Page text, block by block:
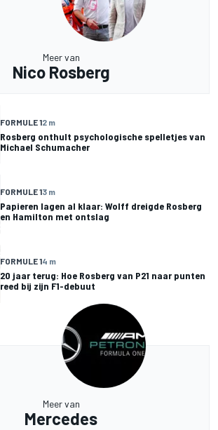
Meer van
Nico Rosberg
FORMULE 12 m
Rosberg onthult psychologische spelletjes van
Michael Schumacher
FORMULE 13 m
Papieren lagen al klaar: Wolff dreigde Rosberg
en Hamilton met ontslag
FORMULE 14 m
20 jaar terug: Hoe Rosberg van P21 naar punten
reed bij zijn F1-debuut
Meer van
Mercedes